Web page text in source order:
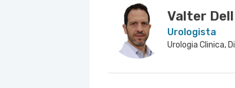
Valter
Urologista